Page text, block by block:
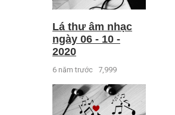
Lá thư âm nhạc
ngày 06 - 10 -
2020
6 năm trước 7,999